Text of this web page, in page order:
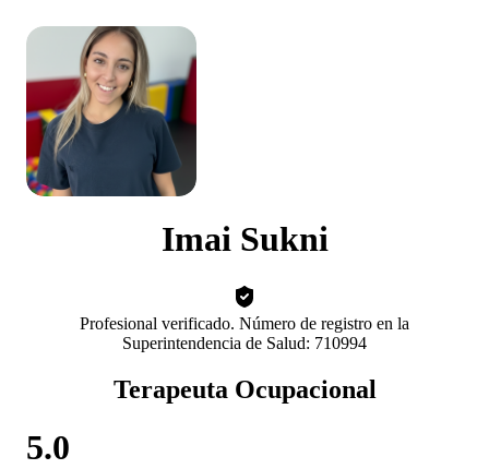
Imai Sukni
Profesional verificado. Número de registro en la
Superintendencia de Salud: 710994
Terapeuta Ocupacional
5.0